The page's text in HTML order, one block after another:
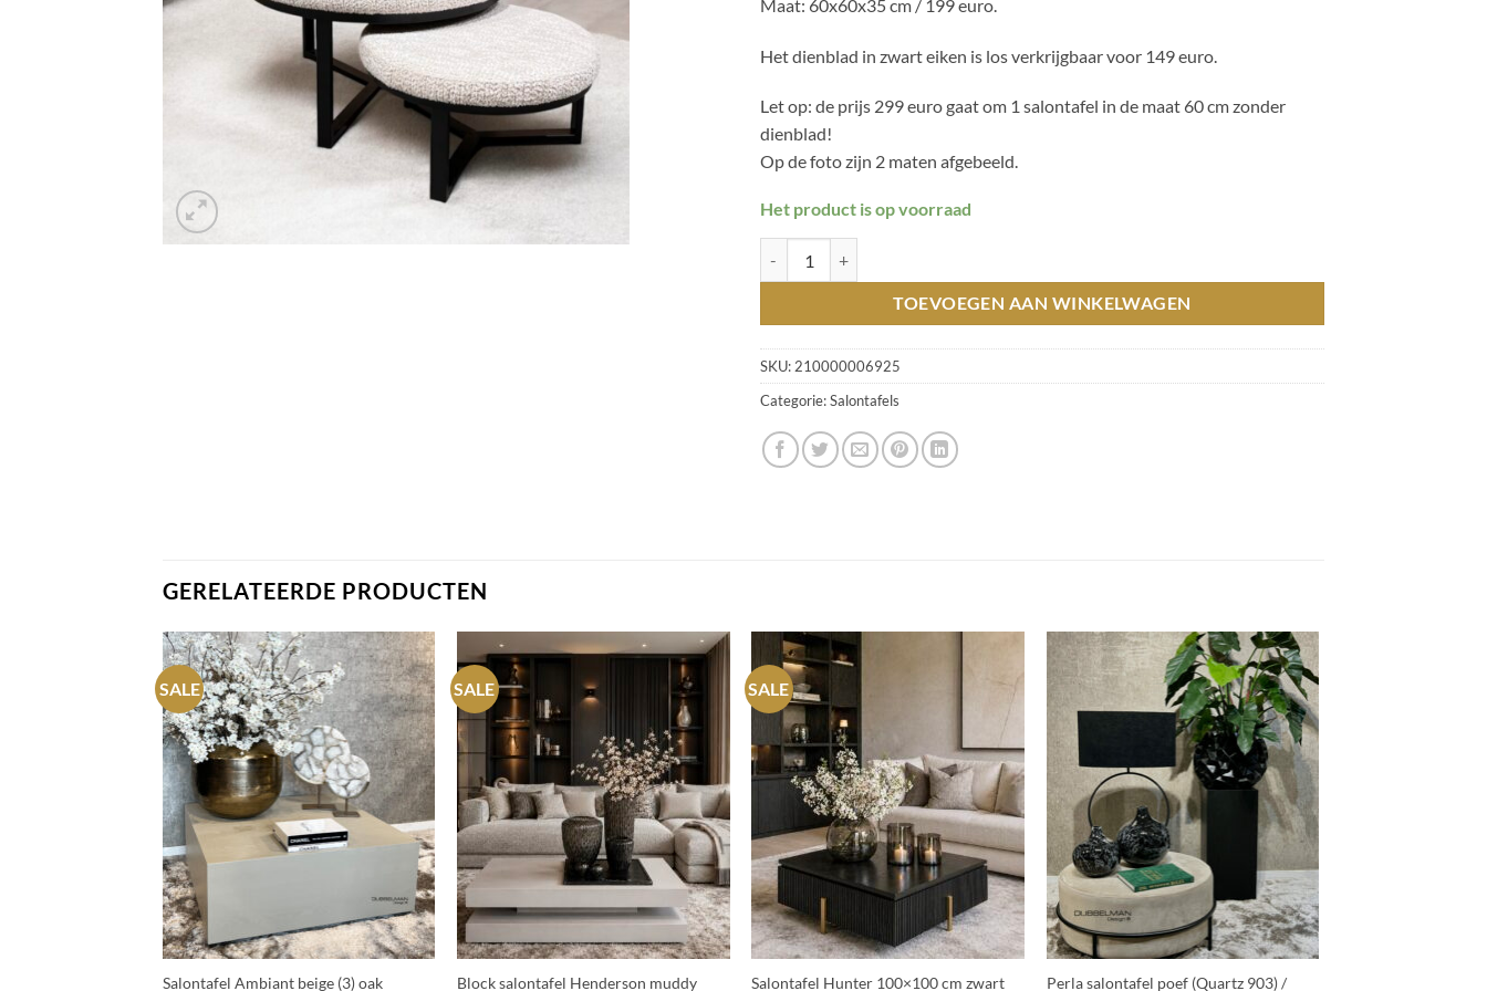
Maat: 60x60x35 cm / 199 euro.
Het dienblad in zwart eiken is los verkrijgbaar voor 149 euro.
Let op: de prijs 299 euro gaat om 1 salontafel in de maat 60 cm zonder
dienblad!
Op de foto zijn 2 maten afgebeeld.
Het product is op voorraad
TOEVOEGEN AAN WINKELWAGEN
SKU: 210000006925
Categorie:Salontafels
GERELATEERDE PRODUCTEN
SALE
+
Salontafel Ambiant beige (3) oak
SALE
Block salontafel Henderson muddy
SALE
+
Salontafel Hunter 100×100 cm zwart
+
Perla salontafel poef (Quartz 903) /